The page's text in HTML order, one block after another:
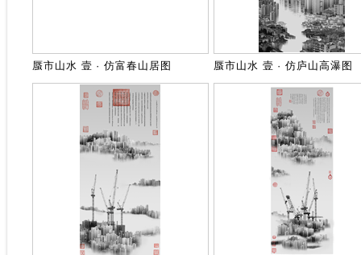
蜃市山水 壹 · 仿富春山居图 蜃市山水 壹 · 仿庐山高瀑图